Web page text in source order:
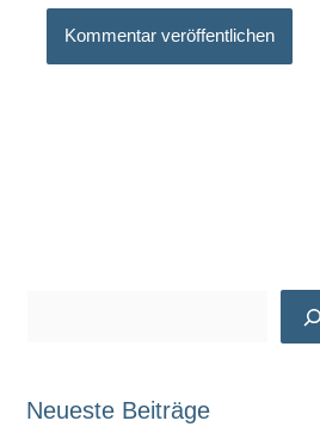
h
Neueste Beiträge